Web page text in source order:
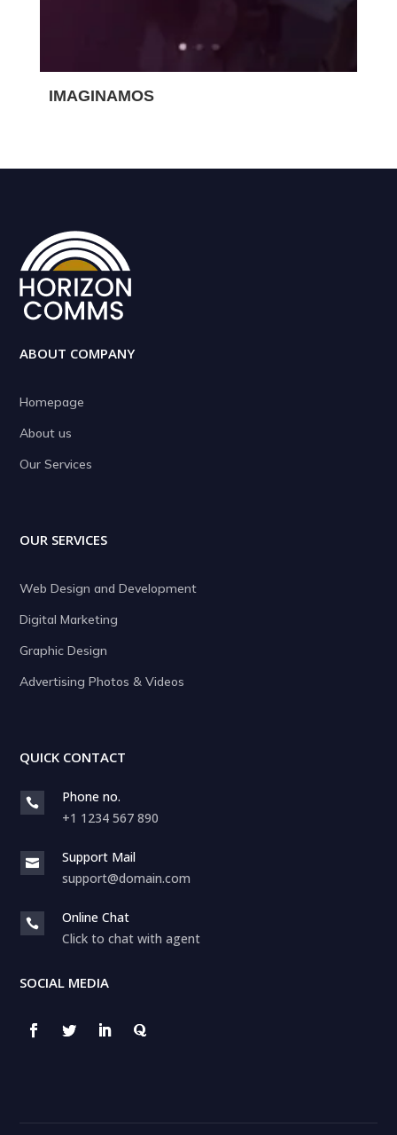
IMAGINAMOS
ABOUT COMPANY
Homepage
About us
Our Services
OUR SERVICES
Web Design and Development
Digital Marketing
Graphic Design
Advertising Photos & Videos
QUICK CONTACT

Phone no.
+1 1234 567 890

Support Mail
support@domain.com

Online Chat
Click to chat with agent
SOCIAL MEDIA